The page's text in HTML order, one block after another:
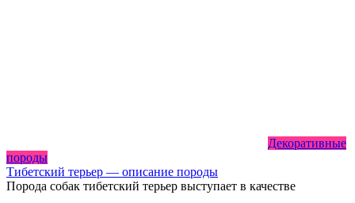
Декоративные
породы
Тибетский терьер — описание породы
Порода собак тибетский терьер выступает в качестве